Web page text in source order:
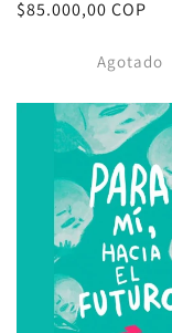
Proveedor:
Precio
$85.000,00 COP
Agotado